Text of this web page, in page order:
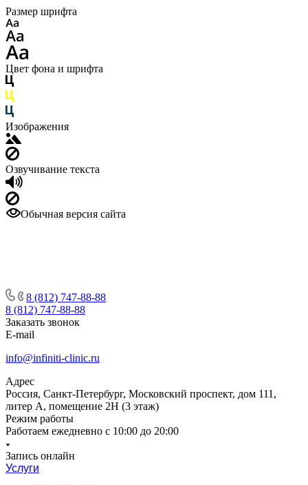
Размер шрифта
Цвет фона и шрифта
Изображения
Озвучивание текста
Обычная версия сайта
8 (812) 747-88-88
8 (812) 747-88-88
Заказать звонок
E-mail
info@infiniti-clinic.ru
Адрес
Россия, Санкт-Петербург, Московский проспект, дом 111,
литер А, помещение 2Н (3 этаж)
Режим работы
Работаем ежедневно с 10:00 до 20:00
Запись онлайн
Услуги